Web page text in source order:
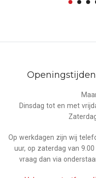
Dinsdag tot en met
Op werkdagen zijn wij
uur, op zaterdag van
vraag dan via